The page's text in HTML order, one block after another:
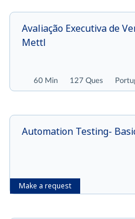
60 Min 127 Ques
Avaliação Executiva de
Mettl
Make a request
Automation Testing-